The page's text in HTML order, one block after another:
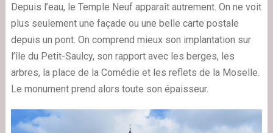
Depuis l’eau, le Temple Neuf apparaît autrement. On ne voit
plus seulement une façade ou une belle carte postale
depuis un pont. On comprend mieux son implantation sur
l’île du Petit-Saulcy, son rapport avec les berges, les
arbres, la place de la Comédie et les reflets de la Moselle.
Le monument prend alors toute son épaisseur.